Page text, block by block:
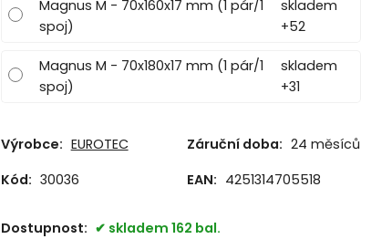
Magnus M - 70x160x17 mm (1 pár/1
spoj)
skladem
+52
Magnus M - 70x180x17 mm (1 pár/1
spoj)
skladem
+31
Výrobce: EUROTEC Záruční doba: 24 měsíců
Kód: 30036 EAN: 4251314705518
Dostupnost: skladem 162 bal.